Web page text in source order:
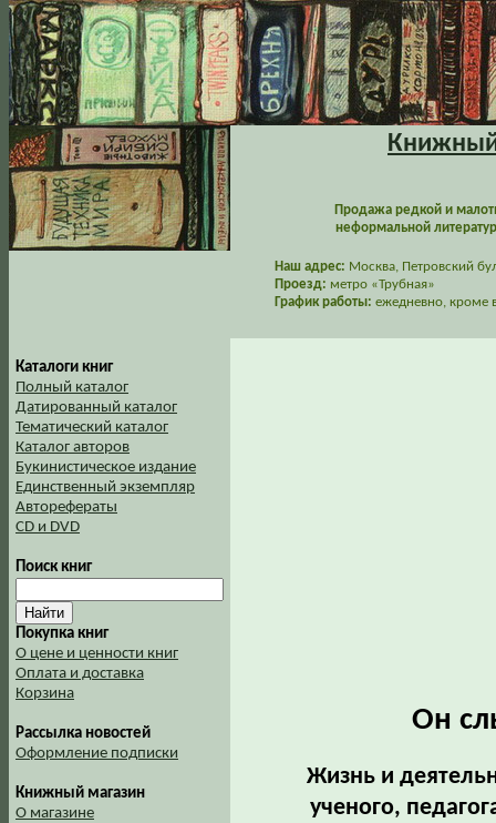
Книжный
Продажа редкой и
неформальной
Наш адрес: Москва, Петровский
Проезд: метро «Трубная»
График работы: ежедневно, кроме
Каталоги книг
Полный каталог
Датированный каталог
Тематический каталог
Каталог авторов
Букинистическое издание
Единственный экземпляр
Авторефераты
CD и DVD
Поиск книг
Покупка книг
О цене и ценности книг
Оплата и доставка
Корзина
Рассылка новостей
Оформление подписки
Книжный магазин
О магазине
Он
Жизнь и
ученого,